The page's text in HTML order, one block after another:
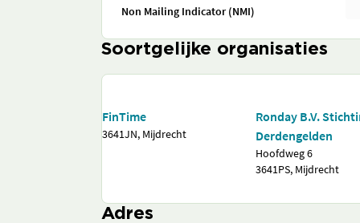
Non Mailing Indicator (NMI)
Soortgelijke organisaties
FinTime
3641JN, Mijdrecht
Ronday B.V.
Derdengelden
Hoofdweg 6
3641PS, Mijdrecht
Adres